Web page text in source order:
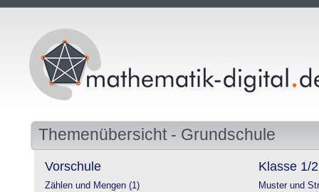
Themenübersicht - Grundschule
Vorschule
Zählen und Mengen (1)
Klasse 1/2
Muster und